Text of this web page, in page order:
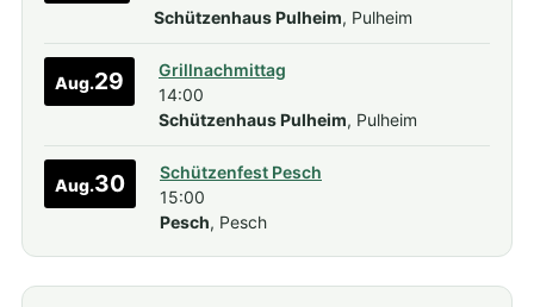
Schützenhaus Pulheim, Pulheim
Aug.29
Grillnachmittag
14:00
Schützenhaus Pulheim, Pulheim
Aug.30
Schützenfest Pesch
15:00
Pesch, Pesch